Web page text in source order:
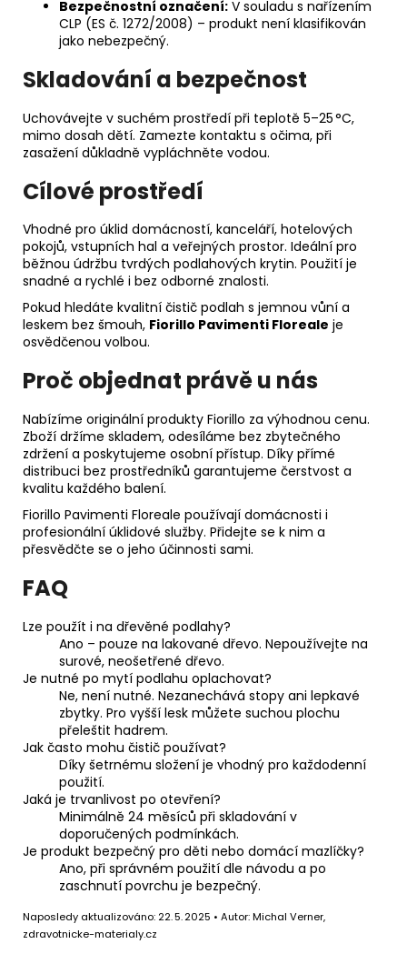
Bezpečnostní označení: V souladu s nařízením
CLP (ES č. 1272/2008) – produkt není klasifikován
jako nebezpečný.
Skladování a bezpečnost
Uchovávejte v suchém prostředí při teplotě 5–25 °C,
mimo dosah dětí. Zamezte kontaktu s očima, při
zasažení důkladně vypláchněte vodou.
Cílové prostředí
Vhodné pro úklid domácností, kanceláří, hotelových
pokojů, vstupních hal a veřejných prostor. Ideální pro
běžnou údržbu tvrdých podlahových krytin. Použití je
snadné a rychlé i bez odborné znalosti.
Pokud hledáte kvalitní čistič podlah s jemnou vůní a
leskem bez šmouh, Fiorillo Pavimenti Floreale je
osvědčenou volbou.
Proč objednat právě u nás
Nabízíme originální produkty Fiorillo za výhodnou cenu.
Zboží držíme skladem, odesíláme bez zbytečného
zdržení a poskytujeme osobní přístup. Díky přímé
distribuci bez prostředníků garantujeme čerstvost a
kvalitu každého balení.
Fiorillo Pavimenti Floreale používají domácnosti i
profesionální úklidové služby. Přidejte se k nim a
přesvědčte se o jeho účinnosti sami.
FAQ
Lze použít i na dřevěné podlahy?
Ano – pouze na lakované dřevo. Nepoužívejte na
surové, neošetřené dřevo.
Je nutné po mytí podlahu oplachovat?
Ne, není nutné. Nezanechává stopy ani lepkavé
zbytky. Pro vyšší lesk můžete suchou plochu
přeleštit hadrem.
Jak často mohu čistič používat?
Díky šetrnému složení je vhodný pro každodenní
použití.
Jaká je trvanlivost po otevření?
Minimálně 24 měsíců při skladování v
doporučených podmínkách.
Je produkt bezpečný pro děti nebo domácí mazlíčky?
Ano, při správném použití dle návodu a po
zaschnutí povrchu je bezpečný.
Naposledy aktualizováno: 22. 5. 2025 • Autor: Michal Verner,
zdravotnicke-materialy.cz